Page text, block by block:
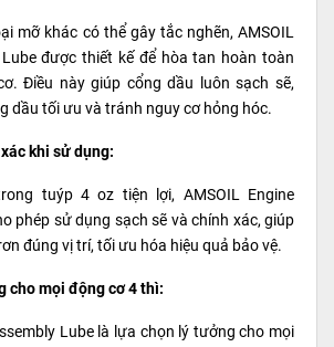
mỡ khác có thể gây tắc nghẽn, AMSOIL
Lube được thiết kế để hòa tan hoàn toàn
Điều này giúp cổng dầu luôn sạch sẽ,
dầu tối ưu và tránh nguy cơ hỏng hóc.
khi sử dụng:
tuýp 4 oz tiện lợi, AMSOIL Engine
phép sử dụng sạch sẽ và chính xác, giúp
đúng vị trí, tối ưu hóa hiệu quả bảo vệ.
cho mọi động cơ 4 thì:
Lube là lựa chọn lý tưởng cho mọi